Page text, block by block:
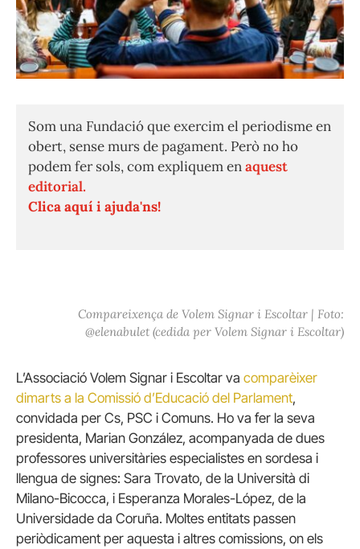
Som una Fundació que exercim el periodisme en
obert, sense murs de pagament. Però no ho
podem fer sols, com expliquem enaquest
editorial.
Clica aquí i ajuda'ns!
Compareixença de Volem Signar i Escoltar | Foto:
@elenabulet (cedida per Volem Signar i Escoltar)
L’Associació Volem Signar i Escoltar va comparèixer
dimarts a la Comissió d’Educació del Parlament,
convidada per Cs, PSC i Comuns. Ho va fer la seva
presidenta, Marian González, acompanyada de dues
professores universitàries especialistes en sordesa i
llengua de signes: Sara Trovato, de la Università di
Milano-Bicocca, i Esperanza Morales-López, de la
Universidade da Coruña. Moltes entitats passen
periòdicament per aquesta i altres comissions, on els